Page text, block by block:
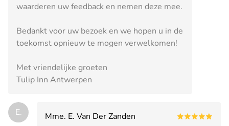
waarderen uw feedback en nemen deze mee.
Bedankt voor uw bezoek en we hopen u in de
toekomst opnieuw te mogen verwelkomen!
Met vriendelijke groeten
Tulip Inn Antwerpen
E.
Mme. E. Van Der Zanden